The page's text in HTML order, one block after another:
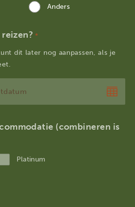
Anders
*
dit later nog aanpassen, als je
(combineren is
Platinum